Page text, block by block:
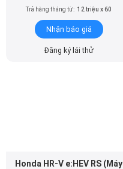
Trả hàng tháng từ: 12 triệu x 60
Nhận báo giá
Đăng ký lái thử
Honda HR-V e:HEV RS (Máy